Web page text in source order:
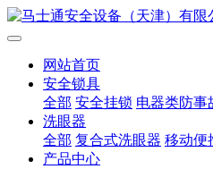
网站首页
安全锁具
全部 安全挂锁 电器类防事
洗眼器
全部 复合式洗眼器 移动便
产品中心